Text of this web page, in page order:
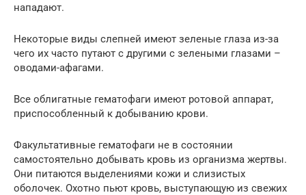
нападают.
Некоторые виды слепней имеют зеленые глаза из-за
чего их часто путают с другими с зелеными глазами –
оводами-афагами.
Все облигатные гематофаги имеют ротовой аппарат,
приспособленный к добыванию крови.
Факультативные гематофаги не в состоянии
самостоятельно добывать кровь из организма жертвы.
Они питаются выделениями кожи и слизистых
оболочек. Охотно пьют кровь, выступающую из свежих